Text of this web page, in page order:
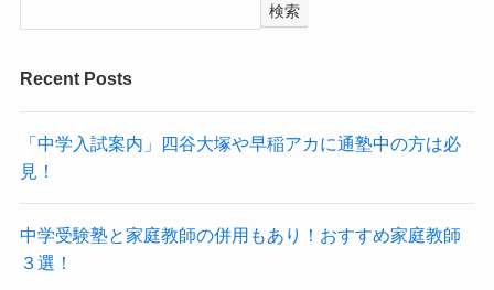
検索
Recent Posts
「中学入試案内」四谷大塚や早稲アカに通塾中の方は必
見！
中学受験塾と家庭教師の併用もあり！おすすめ家庭教師
３選！